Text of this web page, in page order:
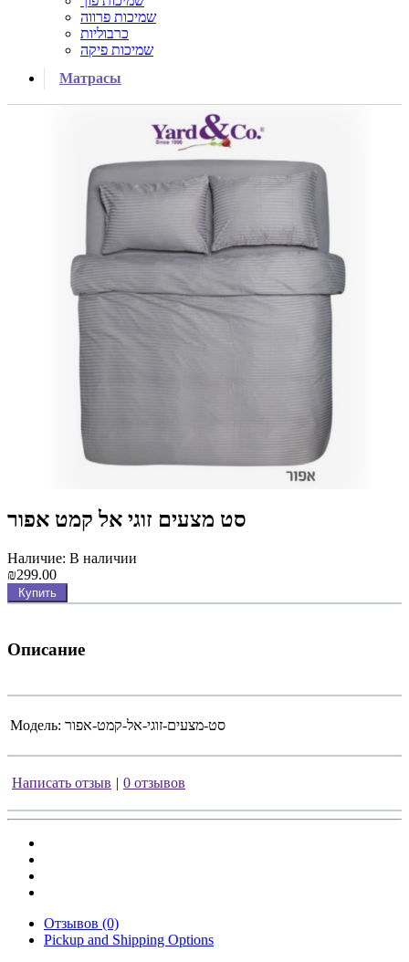
שמיכות פרווה
כרבוליות
שמיכות פיקה
Матрасы
סט מצעים זוגי אל קמט אפור
Наличие: В наличии
₪299.00
Купить
Описание
Модель: סט-מצעים-זוגי-אל-קמט-אפור
Написать отзыв | 0 отзывов
Отзывов (0)
Pickup and Shipping Options